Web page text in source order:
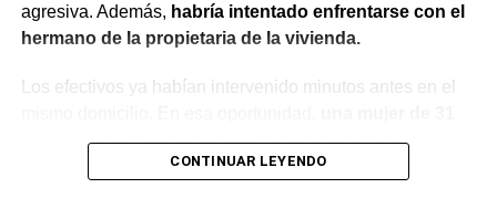
agresiva. Además, habría intentado enfrentarse con el
hermano de la propietaria de la vivienda.
Los efectivos ya habían intervenido minutos antes en el
años manifestó que había compartido bebidas
alcohólicas con el joven y que, en el marco de una
CONTINUAR LEYENDO